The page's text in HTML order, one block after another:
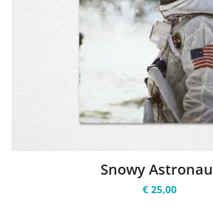
Snowy
€ 25,00